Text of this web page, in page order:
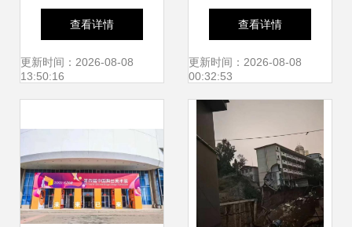
岳小学周边租房指
南
查看详情
更新时间：2026-08-08
13:50:16
装设计与快消品营
销策划的创新融合
查看详情
更新时间：2026-08-08
00:32:53